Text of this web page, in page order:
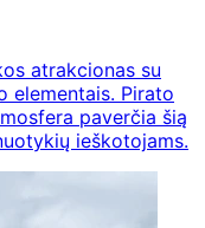
atrakcionas su
elementais. Pirato
paverčia šią
ieškotojams.